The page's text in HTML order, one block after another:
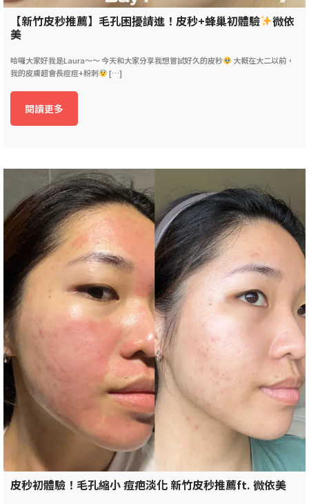
【新竹皮秒推薦】毛孔困擾請進！皮秒+蜂巢初體驗 微依
美
哈囉大家好我是Laura～～ 今天和大家分享我想嘗試好久的皮秒
大概在大二以前，
我的皮膚超會長痘痘+粉刺
[…]
閱讀更多
皮秒初體驗！毛孔縮小 痘疤淡化 新竹皮秒推薦ft. 微依美